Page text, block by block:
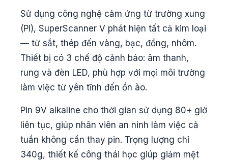
Sử dụng công nghệ cảm ứng từ trường xung
(PI), SuperScanner V phát hiện tất cả kim loại
— từ sắt, thép đến vàng, bạc, đồng, nhôm.
Thiết bị có 3 chế độ cảnh báo: âm thanh,
rung và đèn LED, phù hợp với mọi môi trường
làm việc từ yên tĩnh đến ồn ào.
Pin 9V alkaline cho thời gian sử dụng 80+ giờ
liên tục, giúp nhân viên an ninh làm việc cả
tuần không cần thay pin. Trọng lượng chỉ
340g, thiết kế công thái học giúp giảm mệt